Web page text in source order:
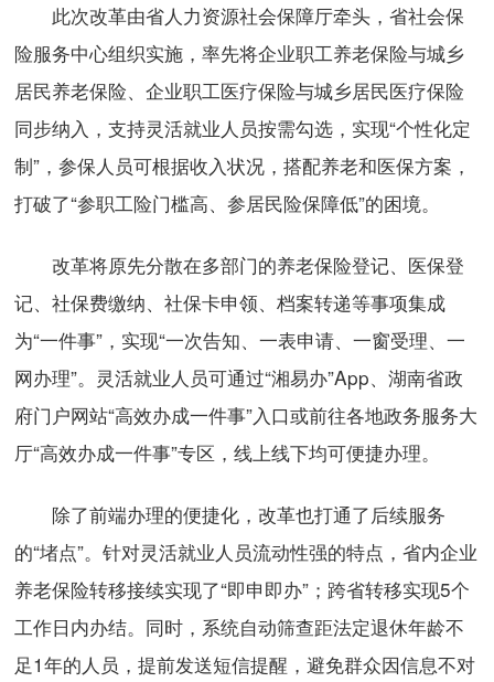
此次改革由省人力资源社会保障厅牵头，省社会保
险服务中心组织实施，率先将企业职工养老保险与城乡
居民养老保险、企业职工医疗保险与城乡居民医疗保险
同步纳入，支持灵活就业人员按需勾选，实现“个性化定
制”，参保人员可根据收入状况，搭配养老和医保方案，
打破了“参职工险门槛高、参居民险保障低”的困境。
改革将原先分散在多部门的养老保险登记、医保登
记、社保费缴纳、社保卡申领、档案转递等事项集成
为“一件事”，实现“一次告知、一表申请、一窗受理、一
网办理”。灵活就业人员可通过“湘易办”App、湖南省政
府门户网站“高效办成一件事”入口或前往各地政务服务大
厅“高效办成一件事”专区，线上线下均可便捷办理。
除了前端办理的便捷化，改革也打通了后续服务
的“堵点”。针对灵活就业人员流动性强的特点，省内企业
养老保险转移接续实现了“即申即办”；跨省转移实现5个
工作日内办结。同时，系统自动筛查距法定退休年龄不
足1年的人员，提前发送短信提醒，避免群众因信息不对